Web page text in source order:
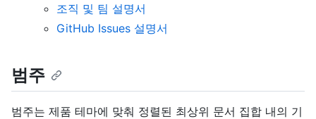
조직 및 팀 설명서
GitHub Issues 설명서
범주
범주는 제품 테마에 맞춰 정렬된 최상위 문서 집합 내의 기